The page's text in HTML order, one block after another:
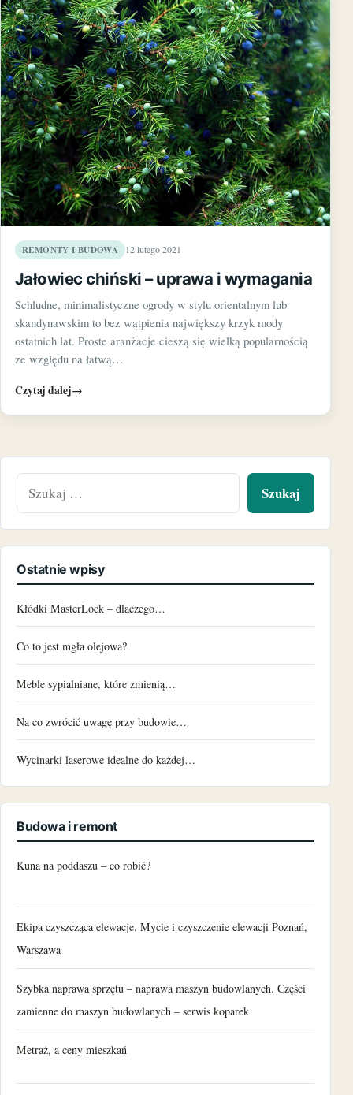
REMONTY I BUDOWA 12 lutego 2021
Jałowiec chiński – uprawa i wymagania
Schludne, minimalistyczne ogrody w stylu orientalnym lub
skandynawskim to bez wątpienia największy krzyk mody
ostatnich lat. Proste aranżacje cieszą się wielką popularnością
ze względu na łatwą…
Czytaj dalej→
Ostatnie wpisy
Kłódki MasterLock – dlaczego…
Co to jest mgła olejowa?
Meble sypialniane, które zmienią…
Na co zwrócić uwagę przy budowie…
Wycinarki laserowe idealne do każdej…
Budowa i remont
Kuna na poddaszu – co robić?
Ekipa czyszcząca elewacje. Mycie i czyszczenie elewacji Poznań,
Warszawa
Szybka naprawa sprzętu – naprawa maszyn budowlanych. Części
zamienne do maszyn budowlanych – serwis koparek
Metraż, a ceny mieszkań